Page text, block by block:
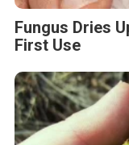
Fungus Dries
First Use